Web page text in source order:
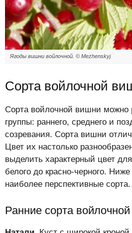
Ягоды вишни войлочной. © Mezhenskyj
Сорта войлочной
Сорта войлочной вишни можно
группы: раннего, среднего и
созревания. Сорта вишни
Цвет их настолько
выделить характерный цвет
белого до красно-черного.
наиболее перспективные сорта.
Ранние сорта